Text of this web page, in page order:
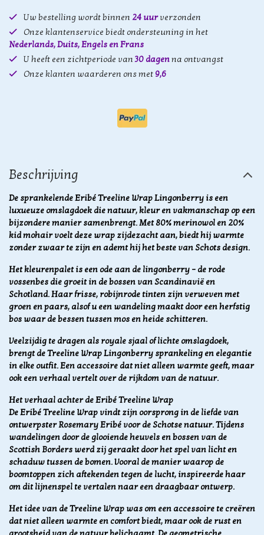
Uw bestelling wordt binnen 24 uurverzonden
Onze klantenservice biedt ondersteuning in het
Nederlands, Duits, Engels en Frans
U heeft een zichtperiode van30 dagenna ontvangst
Onze klanten waarderen ons met 9,6
Beschrijving
De sprankelende Eribé Treeline Wrap Lingonberry is een
luxueuze omslagdoek die natuur, kleur en vakmanschap op een
bijzondere manier samenbrengt. Met 80% merinowol en 20%
kid mohair voelt deze wrap zijdezacht aan, biedt hij warmte
zonder zwaar te zijn en ademt hij het beste van Schots design.
Het kleurenpalet is een ode aan de lingonberry – de rode
vossenbes die groeit in de bossen van Scandinavië en
Schotland. Haar frisse, robijnrode tinten zijn verweven met
groen en paars, alsof u een wandeling maakt door een herfstig
bos waar de bessen tussen mos en heide schitteren.
Veelzijdig te dragen als royale sjaal of lichte omslagdoek,
brengt de Treeline Wrap Lingonberry sprankeling en elegantie
in elke outfit. Een accessoire dat niet alleen warmte geeft, maar
ook een verhaal vertelt over de rijkdom van de natuur.
Het verhaal achter de Eribé Treeline Wrap
De Eribé Treeline Wrap vindt zijn oorsprong in de liefde van
ontwerpster Rosemary Eribé voor de Schotse natuur. Tijdens
wandelingen door de glooiende heuvels en bossen van de
Scottish Borders werd zij geraakt door het spel van licht en
schaduw tussen de bomen. Vooral de manier waarop de
boomtoppen zich aftekenden tegen de lucht, inspireerde haar
om dit lijnenspel te vertalen naar een draagbaar ontwerp.
Het idee van de Treeline Wrap was om een accessoire te creëren
dat niet alleen warmte en comfort biedt, maar ook de rust en